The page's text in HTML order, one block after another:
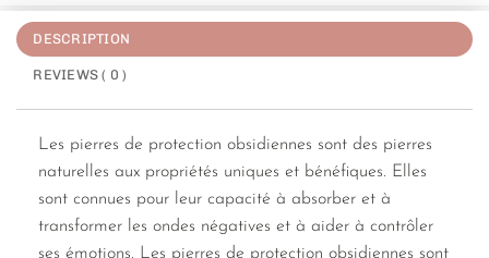
DESCRIPTION
REVIEWS ( 0 )
Les pierres de protection obsidiennes sont des pierres
naturelles aux propriétés uniques et bénéfiques. Elles
sont connues pour leur capacité à absorber et à
transformer les ondes négatives et à aider à contrôler
ses émotions. Les pierres de protection obsidiennes sont